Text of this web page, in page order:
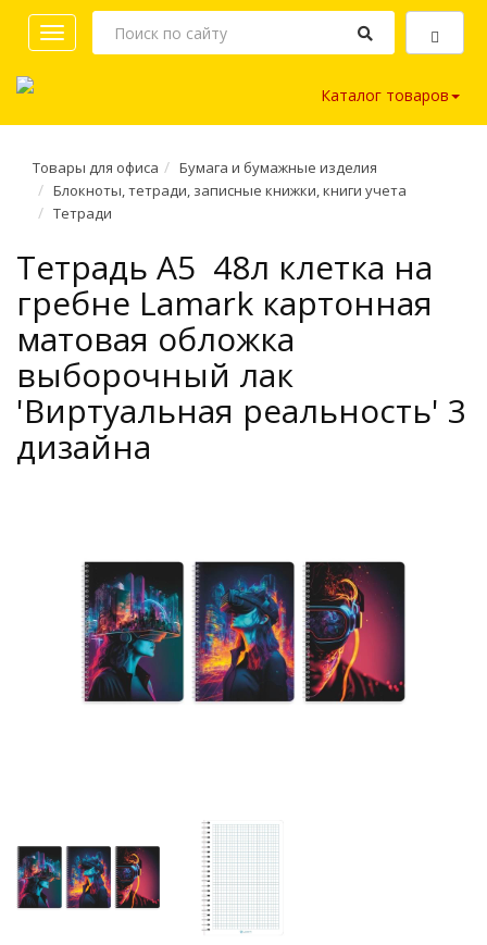
Toggle
navigation
Каталог товаров
Товары для офиса
Бумага и бумажные изделия
Блокноты, тетради, записные книжки, книги учета
Тетради
Тетрадь A5 48л клетка на
гребне Lamark картонная
матовая обложка
выборочный лак
'Виртуальная реальность' 3
дизайна